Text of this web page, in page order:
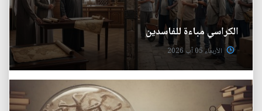
الكراسي مباءة للفاسدين
الأربعاء 05 آب 2026